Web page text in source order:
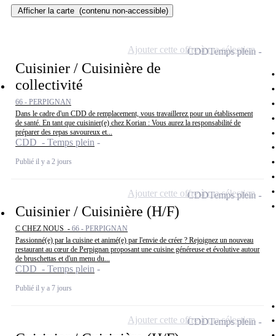
Afficher la carte (contenu non-accessible)
Cuisinier / Cuisinière de
collectivité
66 - PERPIGNAN
Dans le cadre d'un CDD de remplacement, vous travaillerez pour un établissement
de santé. En tant que cuisinier(e) chez Korian : Vous aurez la responsabilité de
préparer des repas savoureux et...
CDD - Temps plein
Publié il y a 2 jours
CDDTemps plein
Ajouter cette offre à ma sélection
Cuisinier / Cuisinière (H/F)
C CHEZ NOUS - 66 - PERPIGNAN
Passionné(e) par la cuisine et animé(e) par l'envie de créer ? Rejoignez un nouveau
restaurant au cœur de Perpignan proposant une cuisine généreuse et évolutive autour
de bruschettas et d'un menu du...
CDD - Temps plein
Publié il y a 7 jours
CDDTemps plein
Ajouter cette offre à ma sélection
CDDTemps plein
Ajouter cette offre à ma sélection